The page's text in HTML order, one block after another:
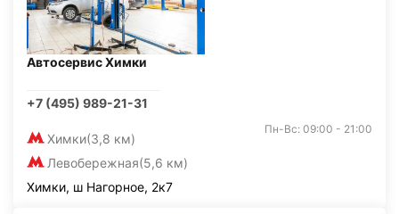
Автосервис Химки
+7 (495) 989-21-31
Химки(3,8 км)
Левобережная(5,6 км)
Пн-Вс: 09:00 - 21:00
Химки, ш Нагорное, 2к7